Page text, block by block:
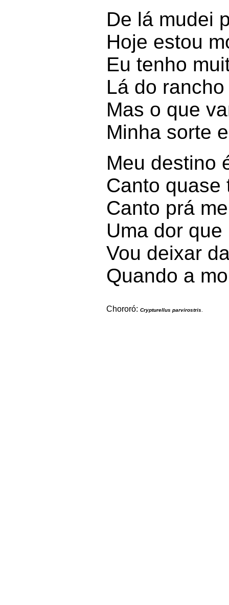
De lá mudei
Hoje estou
Eu tenho
Lá do
Mas o que
Minha sorte
Meu destino
Canto quase
Canto prá
Uma dor
Vou deixar
Quando a
Chororó: Crypturellus parvirostris